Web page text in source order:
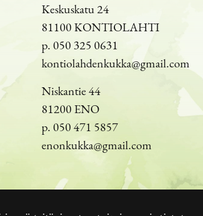
Keskuskatu 24
81100 KONTIOLAHTI
p.050 325 0631
kontiolahdenkukka@gmail.com
Niskantie 44
81200 ENO
p. 050 471 5857
enonkukka@gmail.com